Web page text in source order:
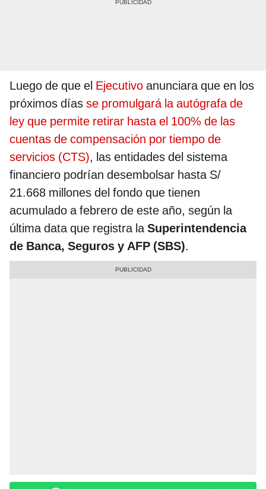
Luego de que el Ejecutivo anunciara que en los
próximos días se promulgará la autógrafa de
ley que permite retirar hasta el 100% de las
cuentas de compensación por tiempo de
servicios (CTS), las entidades del sistema
financiero podrían desembolsar hasta S/
21.668 millones del fondo que tienen
acumulado a febrero de este año, según la
última data que registra laSuperintendencia
de Banca, Seguros y AFP (SBS).